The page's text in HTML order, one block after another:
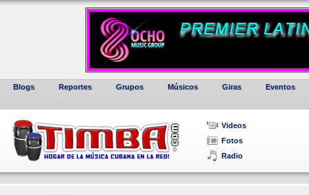
Blogs Reportes Grupos Músicos Giras Eventos
Videos
Fotos
Radio